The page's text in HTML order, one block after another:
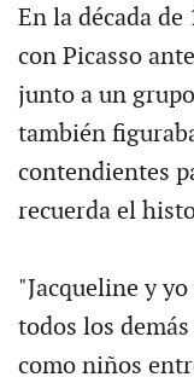
En la década
con Picasso
junto a un
también
contendientes
recuerda el
"Jacqueline y
todos los
como niños